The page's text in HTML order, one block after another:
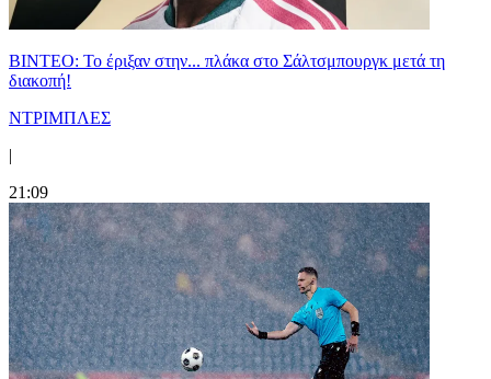
ΒΙΝΤΕΟ: Το έριξαν στην... πλάκα στο Σάλτσμπουργκ μετά τη
διακοπή!
ΝΤΡΙΜΠΛΕΣ
|
21:09